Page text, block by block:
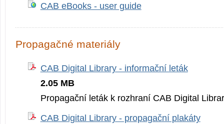
CAB eBooks - user guide
Propagačné materiály
CAB Digital Library - informační leták
2.05 MB
Propagační leták k rozhraní CAB Digital
CAB Digital Library - propagační plakáty